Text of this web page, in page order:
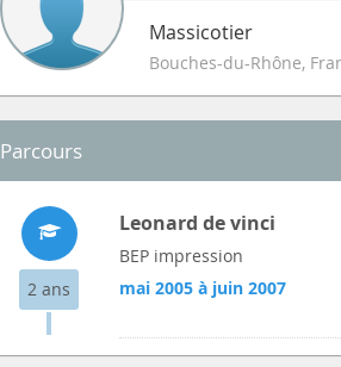
Massicotier
Bouches-du-Rhône,
Parcours
2 ans
Leonard de vinci
BEP impression
mai 2005 à juin 2007